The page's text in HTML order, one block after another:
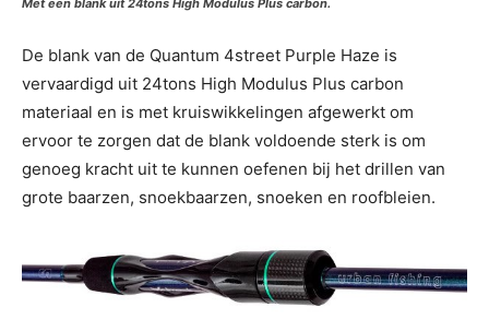
Met een blank uit 24tons High Modulus Plus carbon.
De blank van de Quantum 4street Purple Haze is
vervaardigd uit 24tons High Modulus Plus carbon
materiaal en is met kruiswikkelingen afgewerkt om
ervoor te zorgen dat de blank voldoende sterk is om
genoeg kracht uit te kunnen oefenen bij het drillen van
grote baarzen, snoekbaarzen, snoeken en roofbleien.